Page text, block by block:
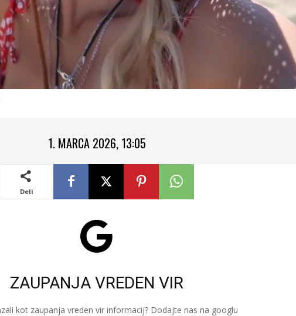
1. MARCA 2026, 13:05
Deli
ZAUPANJA VREDEN VIR
kot zaupanja vreden vir informacij? Dodajte nas na googlu